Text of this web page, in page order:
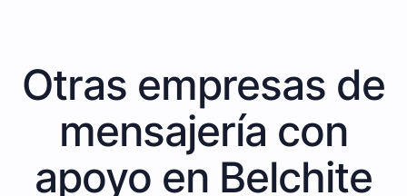
Otras empresas de
mensajería con
apoyo en Belchite